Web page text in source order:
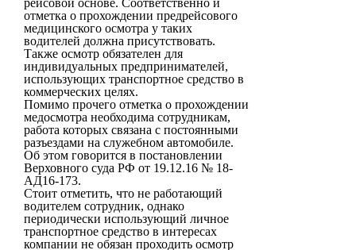
рейсовой основе. Соответственно и
отметка о прохождении предрейсового
медицинского осмотра у таких
водителей должна присутствовать.
Также осмотр обязателен для
индивидуальных предпринимателей,
использующих транспортное средство в
коммерческих целях.
Помимо прочего отметка о прохождении
медосмотра необходима сотрудникам,
работа которых связана с постоянными
разъездами на служебном автомобиле.
Об этом говорится в постановлении
Верховного суда РФ от 19.12.16 № 18-
АД16-173.
Стоит отметить, что не работающий
водителем сотрудник, однако
периодически использующий личное
транспортное средство в интересах
компании не обязан проходить осмотр